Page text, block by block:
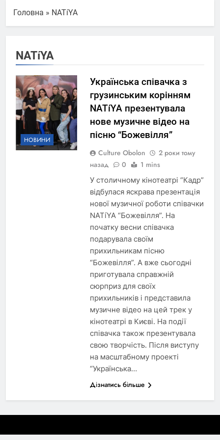
Головна » NATíYA
NATíYA
НОВИНИ
Українська співачка з
грузинським корінням
NATíYA презентувала
нове музичне відео на
пісню “Божевілля”
Culture Obolon
2 роки тому
назад
0 1 mins
У столичному кінотеатрі “Кадр”
відбулася яскрава презентація
нової музичної роботи співачки
NATíYA “Божевілля”. На
початку весни співачка
подарувала своїм
прихильникам пісню
“Божевілля”. А вже сьогодні
приготувала справжній
сюрприз для своїх
прихильників і представила
музичне відео на цей трек у
кінотеатрі в Києві. На події
співачка також презентувала
свою творчість. Після виступу
на масштабному проекті
“Українська…
Дізнатись більше